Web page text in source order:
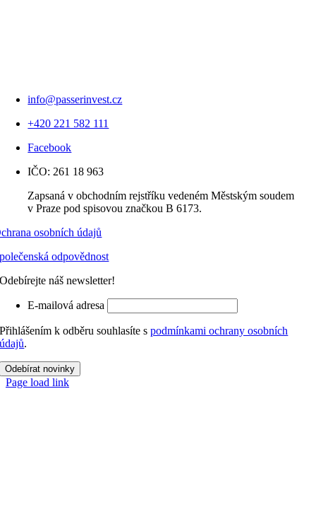
info@passerinvest.cz
+420 221 582 111
Facebook
IČO: 261 18 963
Zapsaná v obchodním rejstříku vedeném Městským soudem
v Praze pod spisovou značkou B 6173.
osobních údajů
odpovědnost
Odebírejte náš newsletter!
E-mailová adresa
Přihlášením k odběru souhlasíte spodmínkami ochrany osobních
údajů.
Odebírat novinky
Page load link